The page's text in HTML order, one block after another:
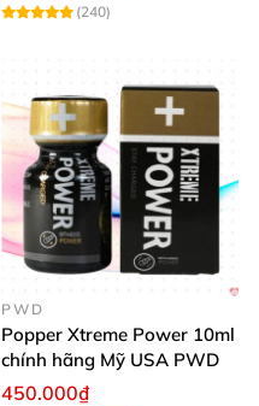
(240)
PWD
Popper Xtreme Power 10ml
chính hãng Mỹ USA PWD
450.000₫